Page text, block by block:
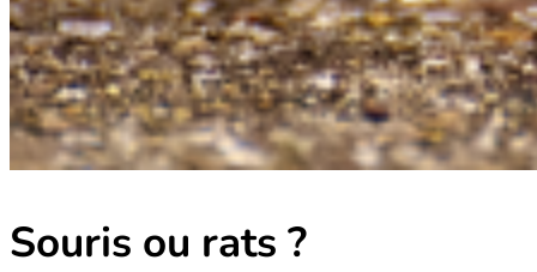
Souris ou rats ?